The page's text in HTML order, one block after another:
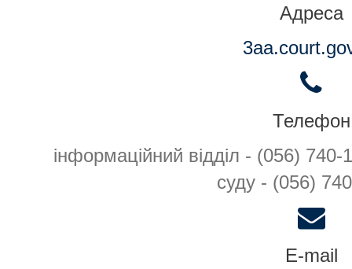
Адреса
Телефон
інформаційний відділ - (056)
суду - (056)
E-mail